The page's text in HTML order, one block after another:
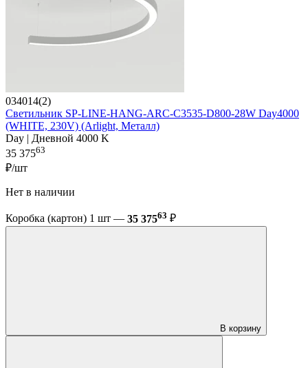
034014(2)
Светильник SP-LINE-HANG-ARC-C3535-D800-28W Day4000
(WHITE, 230V) (Arlight, Металл)
Day | Дневной 4000 K
35 37563
₽/шт
Нет в наличии
Коробка (картон) 1 шт — 35 37563 ₽
В корзину